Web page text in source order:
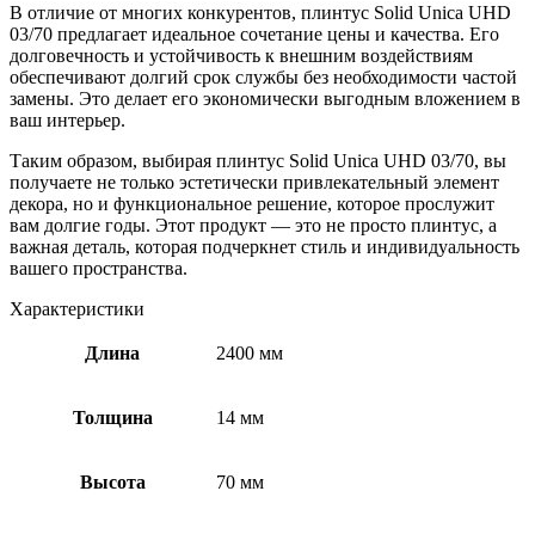
В отличие от многих конкурентов, плинтус Solid Unica UHD
03/70 предлагает идеальное сочетание цены и качества. Его
долговечность и устойчивость к внешним воздействиям
обеспечивают долгий срок службы без необходимости частой
замены. Это делает его экономически выгодным вложением в
ваш интерьер.
Таким образом, выбирая плинтус Solid Unica UHD 03/70, вы
получаете не только эстетически привлекательный элемент
декора, но и функциональное решение, которое прослужит
вам долгие годы. Этот продукт — это не просто плинтус, а
важная деталь, которая подчеркнет стиль и индивидуальность
вашего пространства.
Характеристики
Длина 2400 мм
Толщина 14 мм
Высота 70 мм